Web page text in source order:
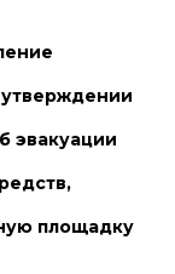
утверждении
эвакуации
площадку